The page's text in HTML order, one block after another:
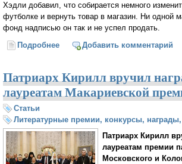
Хэдли добавил, что собирается немного
футболке и вернуть товар в магазин. Ни одной
фонд надписью он так и не успел продать.
Подробнее о Фонд Оруэлла возмутили
Добавить комментарий
Патриарх Кирилл вручил
лауреатам Макариевской
Статьи
Литературные премии, конкурсы,
Патриарх Кирилл
лауреатам премии
Московского и